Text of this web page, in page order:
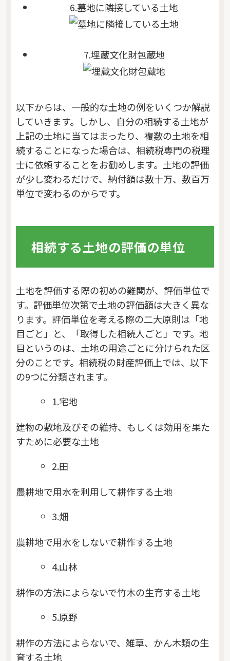
6.墓地に隣接している土地
7.埋蔵文化財包蔵地
以下からは、一般的な土地の例をいくつか解説
していきます。しかし、自分の相続する土地が
上記の土地に当てはまったり、複数の土地を相
続することになった場合は、相続税専門の税理
士に依頼することをお勧めします。土地の評価
が少し変わるだけで、納付額は数十万、数百万
単位で変わるのからです。
相続する土地の評価の単位
土地を評価する際の初めの難関が、評価単位で
す。評価単位次第で土地の評価額は大きく異な
ります。評価単位を考える際の二大原則は「地
目ごと」と、「取得した相続人ごと」です。地
目というのは、土地の用途ごとに分けられた区
分のことです。相続税の財産評価上では、以下
の9つに分類されます。
1.宅地
建物の敷地及びその維持、もしくは効用を果た
すために必要な土地
2.田
農耕地で用水を利用して耕作する土地
3.畑
農耕地で用水をしないで耕作する土地
4.山林
耕作の方法によらないで竹木の生育する土地
5.原野
耕作の方法によらないで、雑草、かん木類の生
育する土地